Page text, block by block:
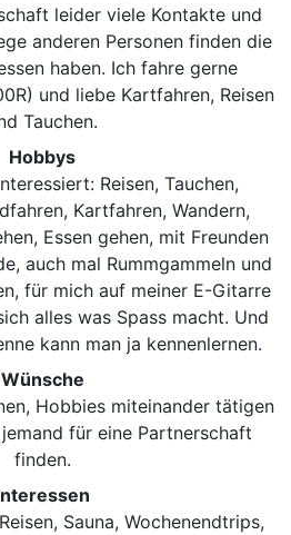
leider viele Kontakte und
anderen Personen finden die
haben. Ich fahre gerne
und liebe Kartfahren, Reisen
Tauchen.
Hobbys
Reisen, Tauchen,
Kartfahren, Wandern,
Essen gehen, mit Freunden
auch mal Rummgammeln und
für mich auf meiner E-Gitarre
alles was Spass macht. Und
kann man ja kennenlernen.
Wünsche
Hobbies miteinander tätigen
für eine Partnerschaft
finden.
Sauna, Wochenendtrips,